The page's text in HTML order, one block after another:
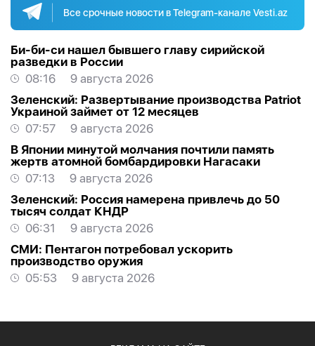
Все срочные новости в Telegram-канале Vesti.az
Би-би-си нашел бывшего главу сирийской
разведки в России
08:16
9 августа 2026
Зеленский: Развертывание производства Patriot
Украиной займет от 12 месяцев
07:57
9 августа 2026
В Японии минутой молчания почтили память
жертв атомной бомбардировки Нагасаки
07:13
9 августа 2026
Зеленский: Россия намерена привлечь до 50
тысяч солдат КНДР
06:31
9 августа 2026
СМИ: Пентагон потребовал ускорить
производство оружия
05:53
9 августа 2026